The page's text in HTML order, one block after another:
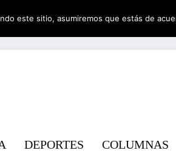
DEPORTES COLUMNAS
este sitio, asumiremos que estás de